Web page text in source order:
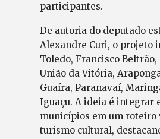
participantes.
De autoria do deputado
Alexandre Curi, o projeto
Toledo, Francisco Beltrão,
União da Vitória,
Guaíra, Paranavaí,
Iguaçu. A ideia é integrar
municípios em um roteiro
turismo cultural,